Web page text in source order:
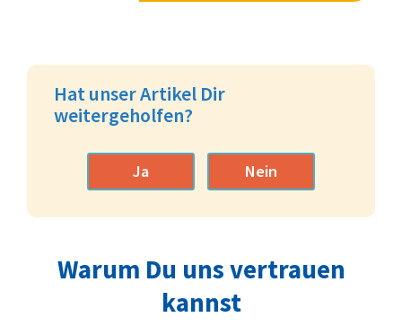
Hat unser Artikel Dir
weitergeholfen?
Ja Nein
Warum Du uns vertrauen
kannst